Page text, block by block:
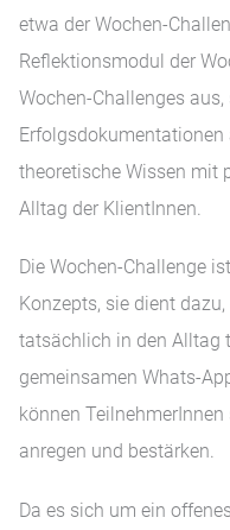
etwa der Wochen-
Reflektionsmodul der
Wochen-Challenges
theoretische Wissen mit
Alltag der KlientInnen.
Die Wochen-Challenge
Konzepts, sie dient
tatsächlich in den Alltag
gemeinsamen Whats-
können
anregen und bestärken.
Da es sich um ein